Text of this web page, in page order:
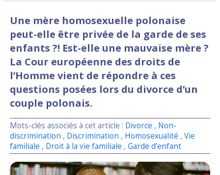
Une mère homosexuelle polonaise
peut-elle être privée de la garde de ses
enfants ?! Est-elle une mauvaise mère ?
La Cour européenne des droits de
l’Homme vient de répondre à ces
questions posées lors du divorce d’un
couple polonais.
Mots-clés associés à cet article : Divorce , Non-
discrimination , Discrimination , Homosexualité , Vie
familiale , Droit à la vie familiale , Garde d’enfant